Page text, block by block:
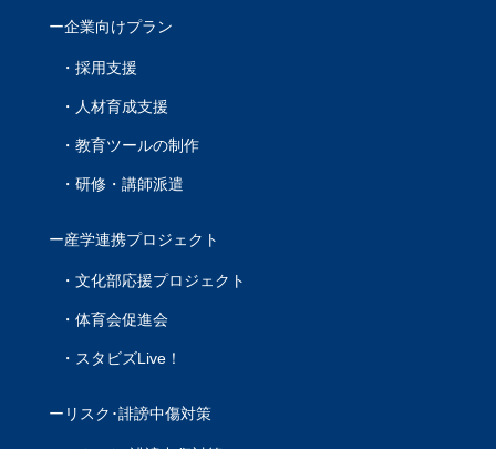
企業向けプラン
採用支援
人材育成支援
教育ツールの制作
研修・講師派遣
産学連携プロジェクト
文化部応援プロジェクト
体育会促進会
スタビズLive！
リスク･誹謗中傷対策